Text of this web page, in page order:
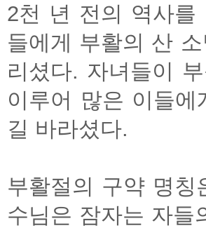
2천 년 전의 역사를
들에게 부활의 산
리셨다. 자녀들이
이루어 많은 이들
길 바라셨다.
부활절의 구약 명칭
수님은 잠자는 자들